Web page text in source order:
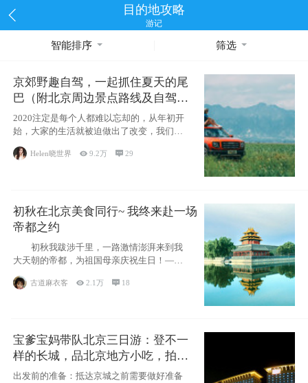
目的地攻略
游记
智能排序 筛选
京郊野趣自驾，一起抓住夏天的尾
巴（附北京周边景点路线及自驾攻
略）
2020注定是每个人都难以忘却的，从年初开
始，大家的生活就被迫做出了改变，我们也
不例外。本来双双辞职是为
Helen晓世界 9.2万 29
初秋在北京美食同行~ 我终来赴一场
帝都之约
初秋我跋涉千里，一路激情澎湃来到我
大天朝的帝都，为祖国母亲庆祝生日！——
古道麻衣客 2.1万  18
宝爹宝妈带队北京三日游：登不一
样的长城，品北京地方小吃，拍盘
古七星夜景！
出发前的准备：抵达京城之前需要做好准备